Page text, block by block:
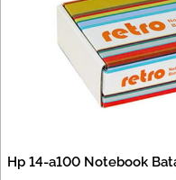
Hp 14-a100 Notebook